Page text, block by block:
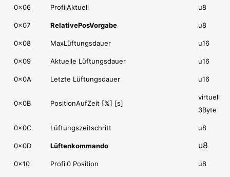
0x06 ProfilAktuell u8
0x07 RelativePosVorgabe u8
0x08 MaxLüftungsdauer u16
0x09 Aktuelle Lüftungsdauer u16
0x0A Letzte Lüftungsdauer u16
0x0B PositionAufZeit [%] [s]
virtuell
3Byte
0x0C Lüftungszeitschritt u8
0x0D Lüftenkommando u8
0x10 Profil0 Position u8